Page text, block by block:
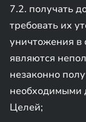
7.2. получать
требовать их
уничтожения в
являются
незаконно
необходимыми
Целей;